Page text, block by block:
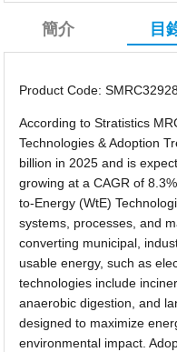
簡介 目
Product Code: SMRC32928
According to Stratistics
Technologies & Adoption
billion in 2025 and is
growing at a CAGR of
to-Energy (WtE)
systems, processes, and
converting municipal,
usable energy, such as
technologies include
anaerobic digestion, and
designed to maximize
environmental impact.